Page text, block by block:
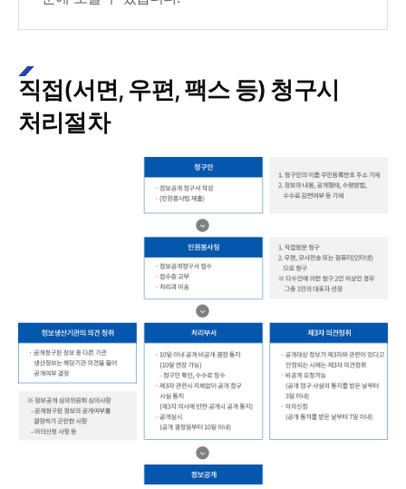
직접(서면, 우편, 팩스 등) 청구시
처리절차